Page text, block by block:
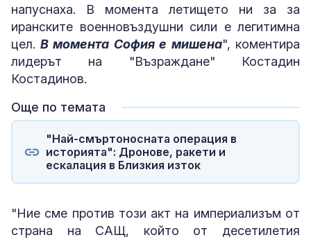
напуснаха. В момента летището ни за за
иранските военновъздушни сили е легитимна
цел. В момента София е мишена", коментира
лидерът на "Възраждане" Костадин
Костадинов.
Още по темата
"Най-смъртоносната операция в
историята": Дронове, ракети и
ескалация в Близкия изток
"Ние сме против този акт на империализъм от
страна на САЩ, който от десетилетия